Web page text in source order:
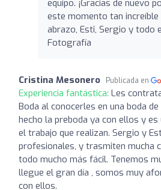
equipo. ¡Gracias de nuevo
este momento tan
abrazo, Esti, Sergio y todo
Fotografía
Cristina Mesonero Publicada en
Experiencia fantástica: Les
Boda al conocerles en una boda
hecho la preboda ya con ellos y es
el trabajo que realizan. Sergio y
profesionales, y trasmiten mucha
todo mucho más fácil. Tenemos
llegue el gran día , somos muy
con ellos.